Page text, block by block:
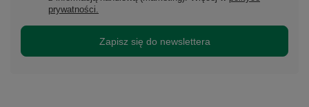
prywatności.
Zapisz się do newslettera